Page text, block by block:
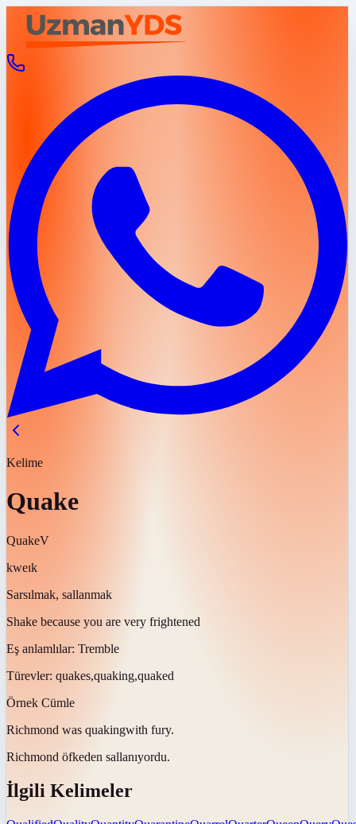
Kelime
Quake
QuakeV
kweɪk
Sarsılmak, sallanmak
Shake because you are very frightened
Eş anlamlılar: Tremble
Türevler: quakes,quaking,quaked
Örnek Cümle
Richmond was quakingwith fury.
Richmond öfkeden sallanıyordu.
İlgili Kelimeler